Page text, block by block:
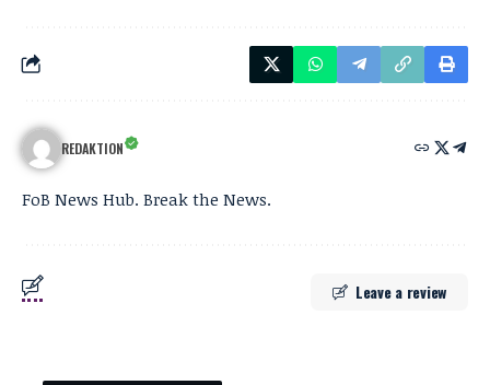
REDAKTION
FoB News Hub. Break the News.
Leave a review